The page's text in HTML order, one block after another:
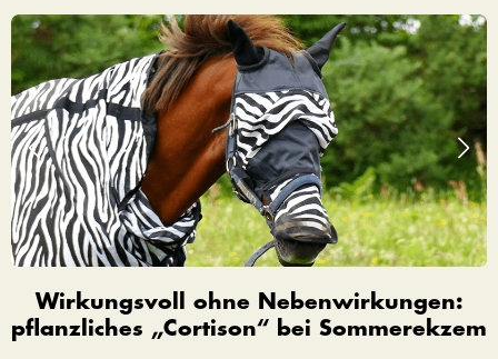
Wirkungsvoll ohne Nebenwirkungen:
pflanzliches „Cortison“ bei Sommerekzem